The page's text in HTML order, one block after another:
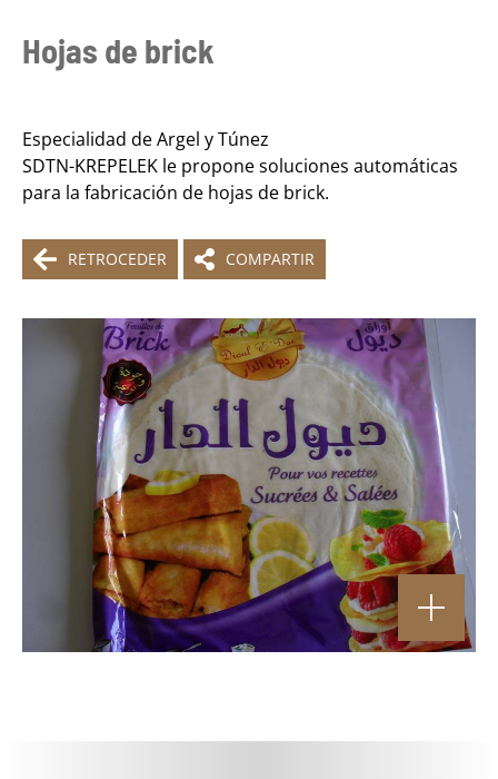
Hojas de brick
Especialidad de Argel y Túnez
SDTN-KREPELEK le propone soluciones automáticas
para la fabricación de hojas de brick.
RETROCEDER COMPARTIR